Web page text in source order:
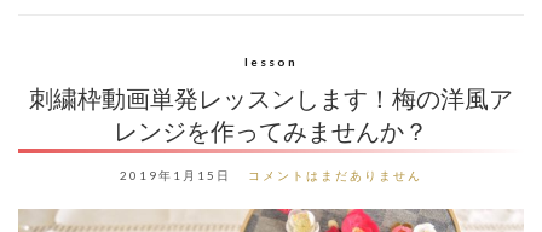
lesson
刺繍枠動画単発レッスンします！梅の洋風ア
レンジを作ってみませんか？
2019年1月15日 コメントはまだありません